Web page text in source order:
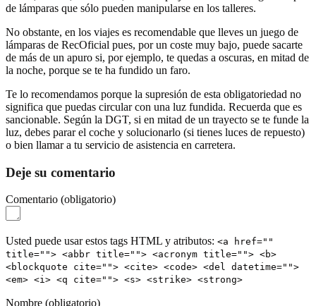
de lámparas que sólo pueden manipularse en los talleres.
No obstante, en los viajes es recomendable que lleves un juego de
lámparas de RecOficial pues, por un coste muy bajo, puede sacarte
de más de un apuro si, por ejemplo, te quedas a oscuras, en mitad de
la noche, porque se te ha fundido un faro.
Te lo recomendamos porque la supresión de esta obligatoriedad no
significa que puedas circular con una luz fundida. Recuerda que es
sancionable. Según la DGT, si en mitad de un trayecto se te funde la
luz, debes parar el coche y solucionarlo (si tienes luces de repuesto)
o bien llamar a tu servicio de asistencia en carretera.
Deje su comentario
Comentario (obligatorio)
Usted puede usar estos tags HTML y atributos: <a href=""
title=""> <abbr title=""> <acronym title=""> <b>
<blockquote cite=""> <cite> <code> <del datetime="">
<em> <i> <q cite=""> <s> <strike> <strong>
Nombre (obligatorio)